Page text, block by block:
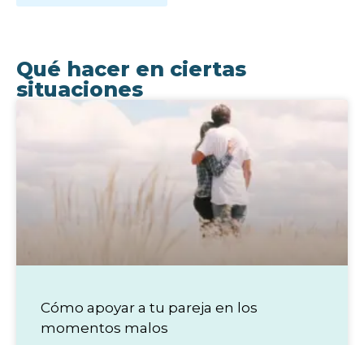
Qué hacer en ciertas
situaciones
Cómo apoyar a tu pareja en los
momentos malos